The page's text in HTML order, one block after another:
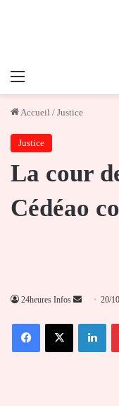
Menu
Accueil / Justice
Justice
La cour
Cédéao
24heures Infos
Envoyer
courriel
20/
FacebookX